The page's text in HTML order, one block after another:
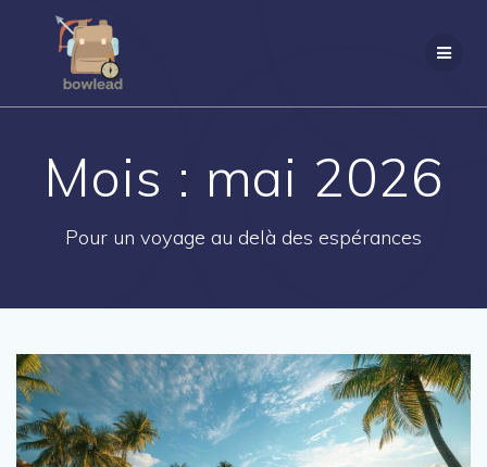
Mois : mai 2026
Pour un voyage au delà des espérances